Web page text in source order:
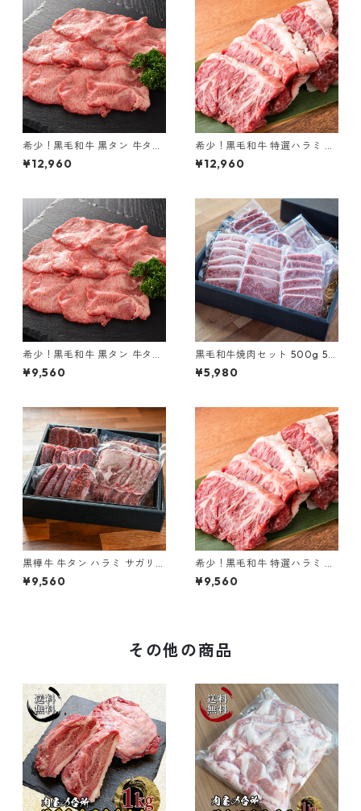
希少！黒毛和牛 黒タン 牛タン
黒樺牛 900g
¥12,960
希少！黒毛和牛 特選ハラミ 黒
樺牛 900g
¥12,960
希少！黒毛和牛 黒タン 牛タン
黒樺牛 600g
¥9,560
黒毛和牛焼肉セット 500g 5種
部位セット
¥5,980
黒樺牛 牛タン ハラミ サガリ
焼肉セット 黒毛和牛 600g
¥9,560
希少！黒毛和牛 特選ハラミ 黒
樺牛 600g
¥9,560
その他の商品